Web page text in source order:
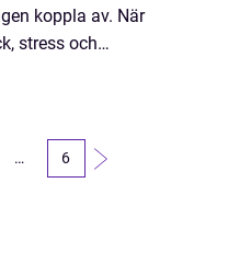
koppla av. När
stress och
… 6